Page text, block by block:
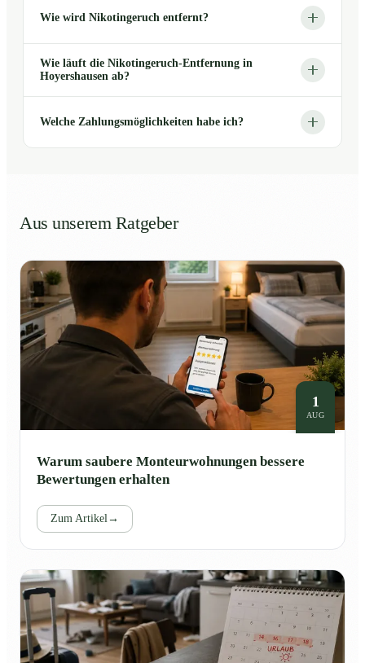
Wie wird Nikotingeruch entfernt?
Wie läuft die Nikotingeruch-Entfernung in
Hoyershausen ab?
Welche Zahlungsmöglichkeiten habe ich?
Aus unserem Ratgeber
1
AUG
Warum saubere Monteurwohnungen bessere
Bewertungen erhalten
Zum Artikel →